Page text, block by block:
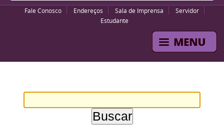
Fale Conosco Endereços Sala de Imprensa
Servidor
Estudante